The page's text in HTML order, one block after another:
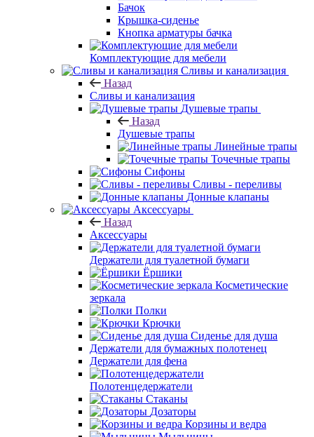
Комплектующие для инсталляций
Комплектующие для унитаза
Назад
Комплектующие для унитаза
Бачок
Крышка-сиденье
Кнопка арматуры бачка
Комплектующие для мебели
Сливы и канализация
Назад
Сливы и канализация
Душевые трапы
Назад
Душевые трапы
Линейные трапы
Точечные трапы
Сифоны
Сливы - переливы
Донные клапаны
Аксессуары
Назад
Аксессуары
Держатели для туалетной бумаги
Ёршики
Косметические
зеркала
Полки
Крючки
Держатели для бумажных полотенец
Держатели для фена